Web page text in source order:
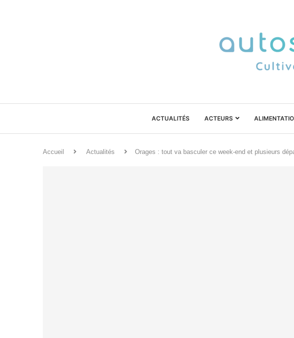
ACTUALITÉS ACTEURS
Accueil Actualités Orages : tout va basculer ce week-end et plusieurs